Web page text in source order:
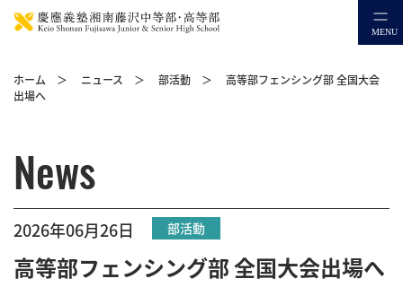
ホーム ＞ ニュース ＞ 部活動 ＞ 高等部フェンシング部 全国大会
出場へ
News
2026年06月26日 部活動
高等部フェンシング部 全国大会出場へ